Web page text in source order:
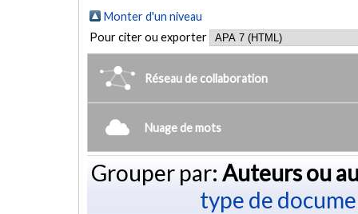
Monter d'un niveau
Pour citer ou exporter
Réseau de collaboration
Nuage de mots
Grouper par: Auteurs ou
type de